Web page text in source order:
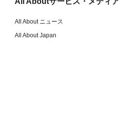
All About ニュース
All About Japan